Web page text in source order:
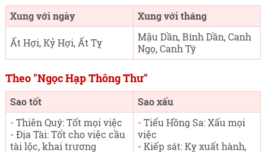
Xung với ngày Xung với tháng
Ất Hợi, Kỷ Hợi, Ất Tỵ
Mậu Dần, Bính Dần, Canh
Ngọ, Canh Tý
Theo "Ngọc Hạp Thông Thư"
Sao tốt
Sao xấu
- Thiên Quý: Tốt mọi việc
- Địa Tài: Tốt cho việc cầu
tài lộc, khai trương
- Tiểu Hồng Sa: Xấu mọi
việc
- Kiếp sát: Kỵ xuất hành,